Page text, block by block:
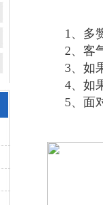
1、多
2、客
3、如
4、如
5、面